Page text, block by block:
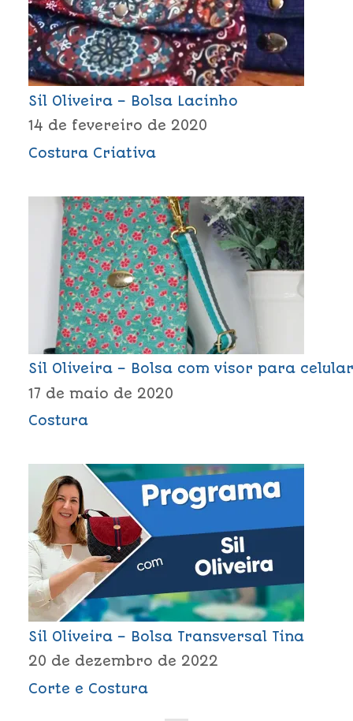
Sil Oliveira – Bolsa Lacinho
14 de fevereiro de 2020
Costura Criativa
Sil Oliveira – Bolsa com visor para celular
17 de maio de 2020
Costura
Sil Oliveira – Bolsa Transversal Tina
20 de dezembro de 2022
Corte e Costura